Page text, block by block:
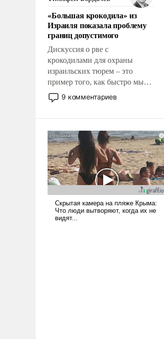
Еревану за свои поступки не
нужно отвечать.
«Большая крокодила» из
Израиля показала проблему
границ допустимого
Дискуссия о рве с
крокодилами для охраны
израильских тюрем – это
пример того, как быстро мы
двигаемся по пути
революционных изменений.
псевдонаучной фантастики,
стало всерьез обсуждаемой
идеей.
9 комментариев